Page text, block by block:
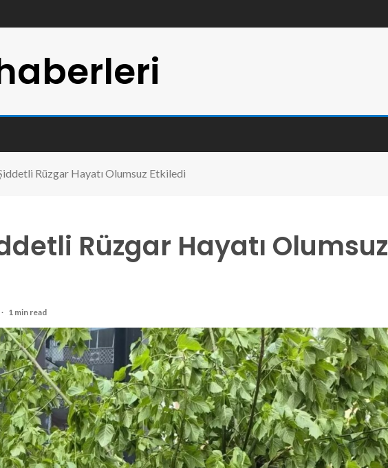
Rüzgar Hayatı Olumsuz Etkiledi
Rüzgar Hayatı Olumsuz
1 min read